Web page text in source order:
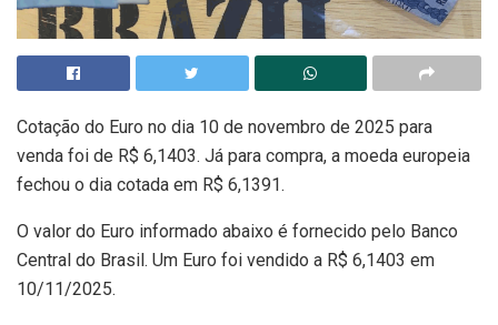
Cotação do Euro no dia 10 de novembro de 2025 para
venda foi de R$ 6,1403. Já para compra, a moeda europeia
fechou o dia cotada em R$ 6,1391.
O valor do Euro informado abaixo é fornecido pelo Banco
Central do Brasil. Um Euro foi vendido a R$ 6,1403 em
10/11/2025.